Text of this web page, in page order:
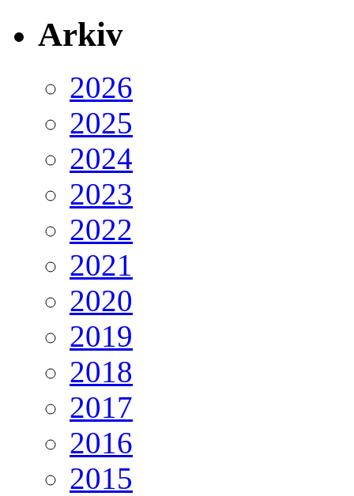
Arkiv
2026
2025
2024
2023
2022
2021
2020
2019
2018
2017
2016
2015